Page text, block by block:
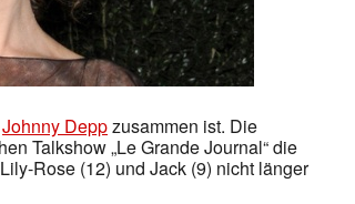
Johnny Deppzusammen ist. Die
Talkshow „Le Grande Journal“ die
Rose (12) und Jack (9) nicht länger